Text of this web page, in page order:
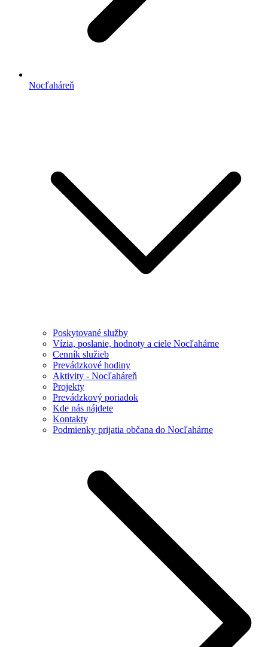
Nocľaháreň
Poskytované služby
Vízia, poslanie, hodnoty a ciele Nocľahárne
Cenník služieb
Prevádzkové hodiny
Aktivity - Nocľaháreň
Projekty
Prevádzkový poriadok
Kde nás nájdete
Kontakty
Podmienky prijatia občana do Nocľahárne